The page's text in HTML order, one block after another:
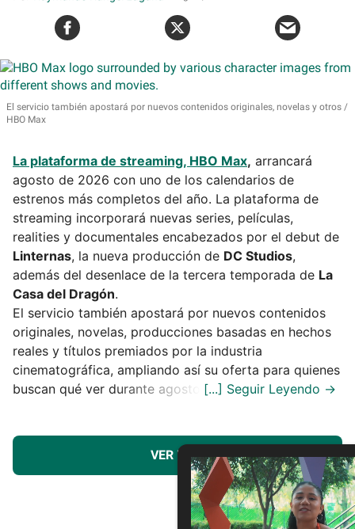
El servicio también apostará por nuevos contenidos originales, novelas y otros
HBO Max
La plataforma de streaming, HBO Max, arrancará
agosto de 2026 con uno de los calendarios de
estrenos más completos del año. La plataforma de
streaming incorporará nuevas series, películas,
realities y documentales encabezados por el debut de
Linternas, la nueva producción de DC Studios,
además del desenlace de la tercera temporada de La
Casa del Dragón.
El servicio también apostará por nuevos contenidos
originales, novelas, producciones basadas en hechos
reales y títulos premiados por la industria
cinematográfica, ampliando así su oferta para quienes
buscan qué ver durante agosto.
VER MÁS